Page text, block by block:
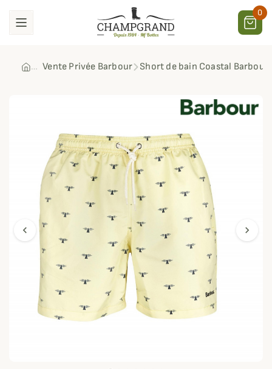
0
Vente Privée Barbour Short de bain Coastal Barbour
chevron_left chevron_right